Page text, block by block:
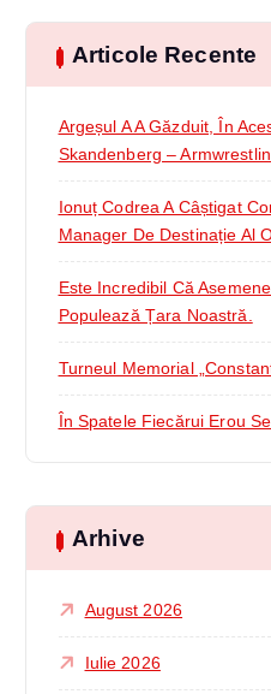
Articole Recente
Argeșul A A Găzduit, În
Skandenberg –
Ionuț Codrea A Câștigat
Manager De Destinație Al
Este Incredibil Că
Populează Țara Noastră.
Turneul Memorial
În Spatele Fiecărui Erou
Arhive
August 2026
Iulie 2026